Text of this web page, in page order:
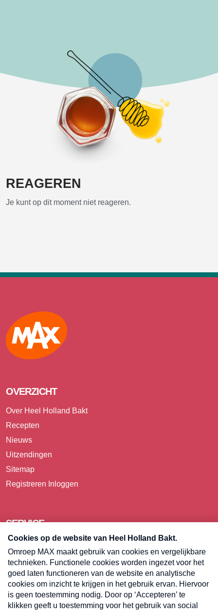
REAGEREN
Je kunt op dit moment niet reageren.
Max
OVERZICHT
Over Heel Holland Bakt
Recepten
Nieuws
Uitzendingen
Sitemap
Registreren Inloggen
SERVICE
Over Omroep MAX
Pers
Contact
Algemene voorwaarden
Privacyverklaring